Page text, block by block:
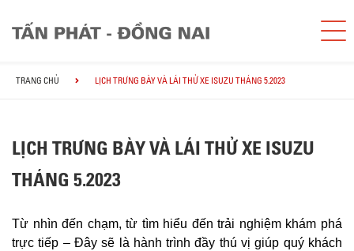
TRANG CHỦ LỊCH TRƯNG BÀY VÀ LÁI THỬ XE ISUZU THÁNG 5.2023
LỊCH TRƯNG BÀY VÀ LÁI THỬ XE ISUZU
THÁNG 5.2023
Từ nhìn đến chạm, từ tìm hiểu đến trải nghiệm khám phá
trực tiếp – Đây sẽ là hành trình đầy thú vị giúp quý khách